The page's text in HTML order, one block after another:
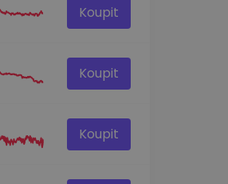
Koupit
Koupit
Koupit